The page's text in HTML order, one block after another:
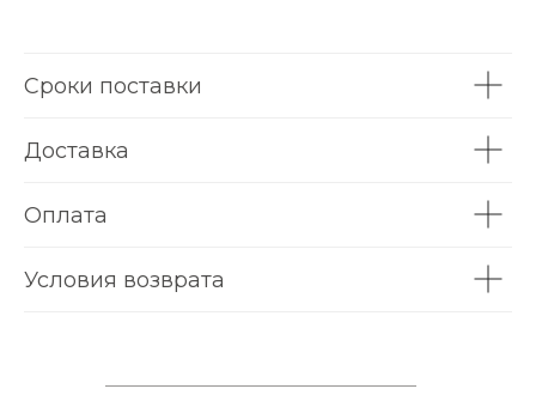
Сроки поставки
Доставка
Оплата
Условия возврата